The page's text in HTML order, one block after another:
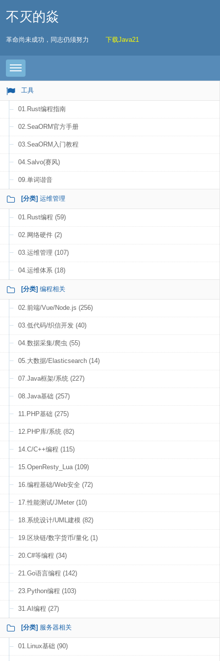
不灭的焱
革命尚未成功，同志仍须努力 下载Java21
Toggle navigation
工具
01.Rust编程指南
02.SeaORM官方手册
03.SeaORM入门教程
04.Salvo(赛风)
09.单词谐音
[分类] 运维管理
01.Rust编程 (59)
02.网络硬件 (2)
03.运维管理 (107)
04.运维体系 (18)
[分类] 编程相关
02.前端/Vue/Node.js (256)
03.低代码/织信开发 (40)
04.数据采集/爬虫 (55)
05.大数据/Elasticsearch (14)
07.Java框架/系统 (227)
08.Java基础 (257)
11.PHP基础 (275)
12.PHP库/系统 (82)
14.C/C++编程 (115)
15.OpenResty_Lua (109)
16.编程基础/Web安全 (72)
17.性能测试/JMeter (10)
18.系统设计/UML建模 (82)
19.区块链/数字货币/量化 (1)
20.C#等编程 (34)
21.Go语言编程 (142)
23.Python编程 (103)
31.AI编程 (27)
[分类] 服务器相关
01.Linux基础 (90)